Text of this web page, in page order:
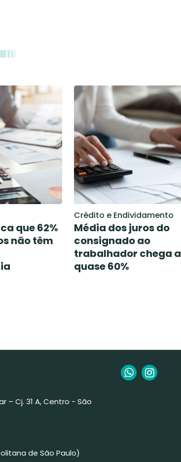
que 62%
não têm
Crédito e Endividamento
Média dos juros do
consignado ao
trabalhador chega a
quase 60%
– Cj. 31 A, Centro - São
de São Paulo)